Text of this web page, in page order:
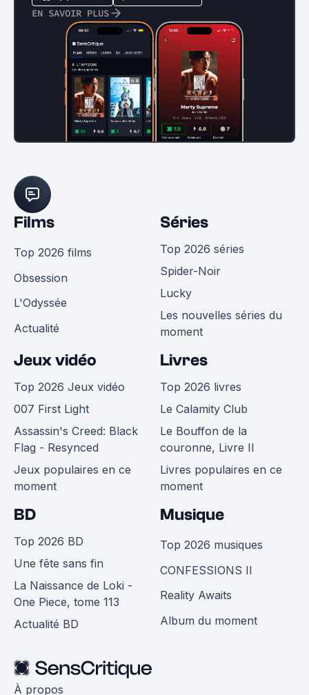
EN SAVOIR PLUS
Films
Top 2026 films
Obsession
L'Odyssée
Actualité
Séries
Top 2026 séries
Spider-Noir
Lucky
Les nouvelles séries du
moment
Jeux vidéo
Top 2026 Jeux vidéo
007 First Light
Assassin's Creed: Black
Flag - Resynced
Jeux populaires en ce
moment
Livres
Top 2026 livres
Le Calamity Club
Le Bouffon de la
couronne, Livre II
Livres populaires en ce
moment
BD
Top 2026 BD
Une fête sans fin
La Naissance de Loki -
One Piece, tome 113
Actualité BD
Musique
Top 2026 musiques
CONFESSIONS II
Reality Awaits
Album du moment
À propos